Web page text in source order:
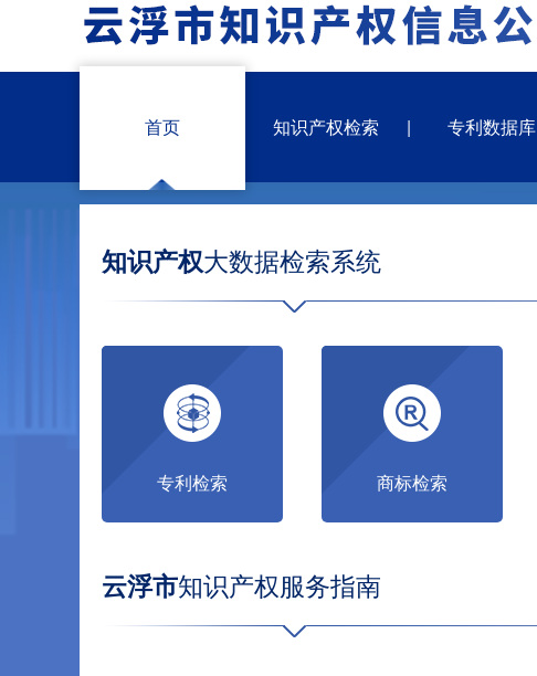
首页 知识产权检索 专利数据库
知识产权大数据检索系统
专利检索 商标检索
云浮市知识产权服务指南